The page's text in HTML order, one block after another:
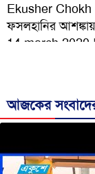
Ekusher
ফসলহানির
14 march 2020
আজকের